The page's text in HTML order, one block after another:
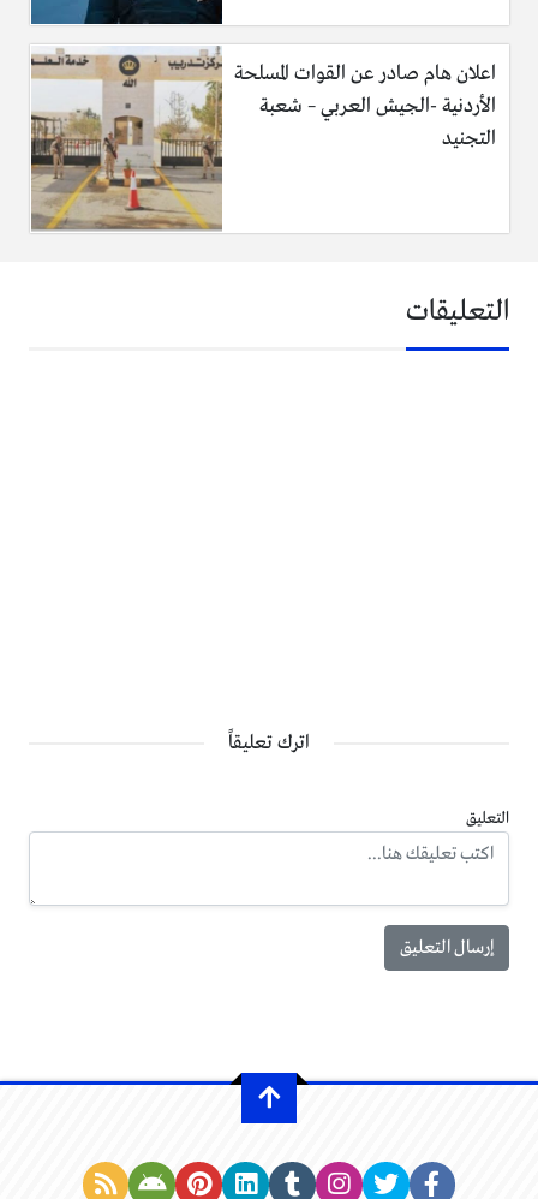
اعلان هام صادر عن القوات المسلحة
الأردنية -الجيش العربي – شعبة
التجنيد
التعليقات
اترك تعليقاً
التعليق